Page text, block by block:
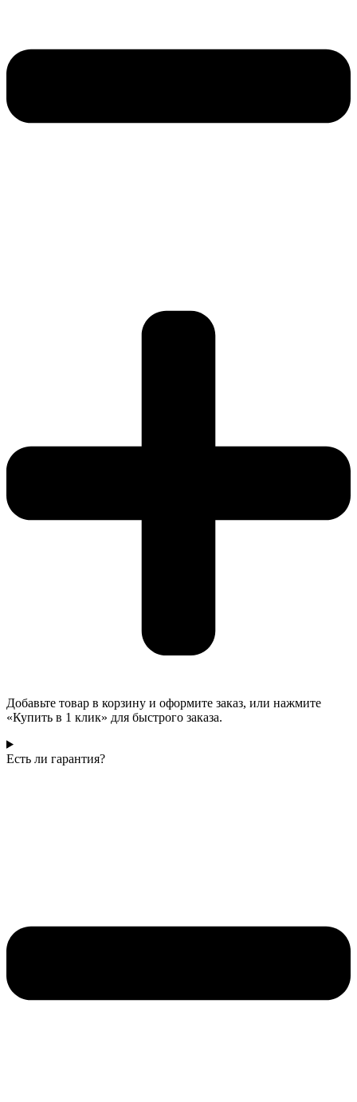
Добавьте товар в корзину и оформите заказ, или нажмите
«Купить в 1 клик» для быстрого заказа.
Есть ли гарантия?